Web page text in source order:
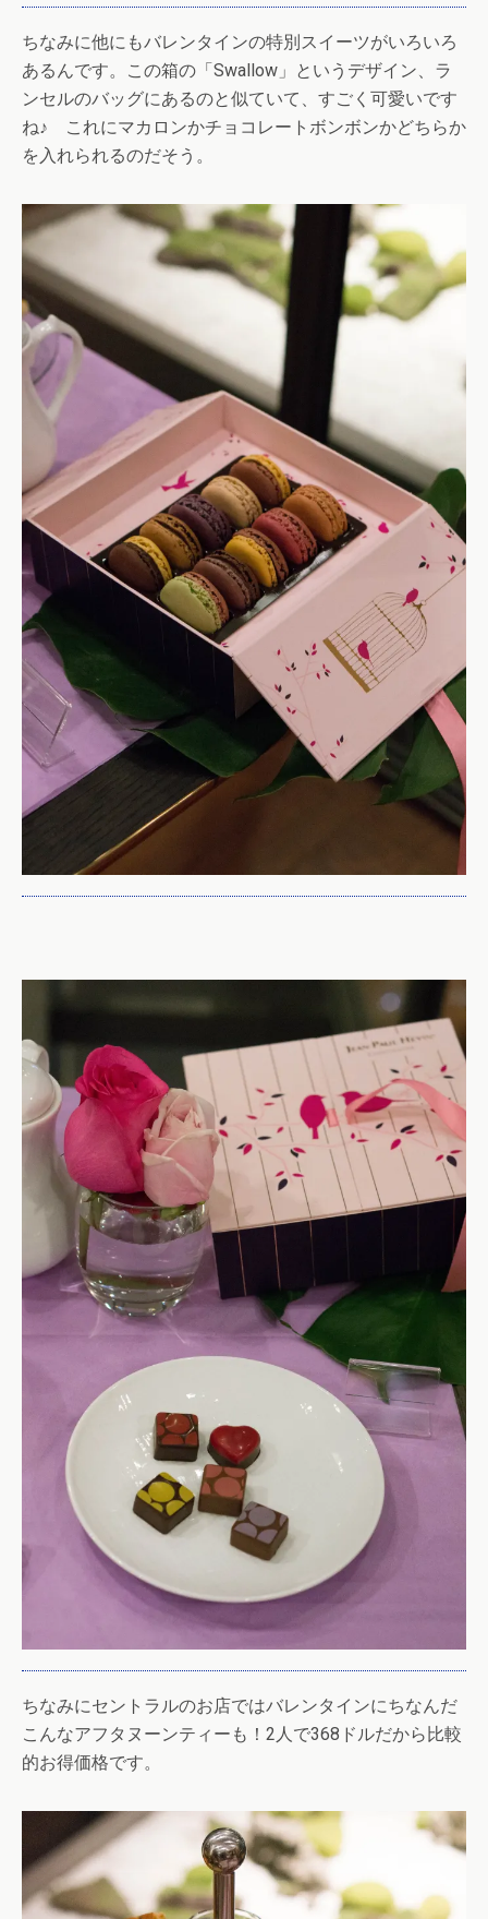
ちなみに他にもバレンタインの特別スイーツがいろいろ
あるんです。この箱の「Swallow」というデザイン、ラ
ンセルのバッグにあるのと似ていて、すごく可愛いです
ね♪ これにマカロンかチョコレートボンボンかどちらか
を入れられるのだそう。
ちなみにセントラルのお店ではバレンタインにちなんだ
こんなアフタヌーンティーも！2人で368ドルだから比較
的お得価格です。